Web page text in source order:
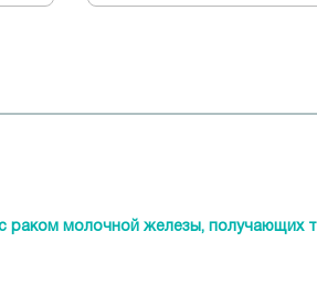
молочной железы, получающих